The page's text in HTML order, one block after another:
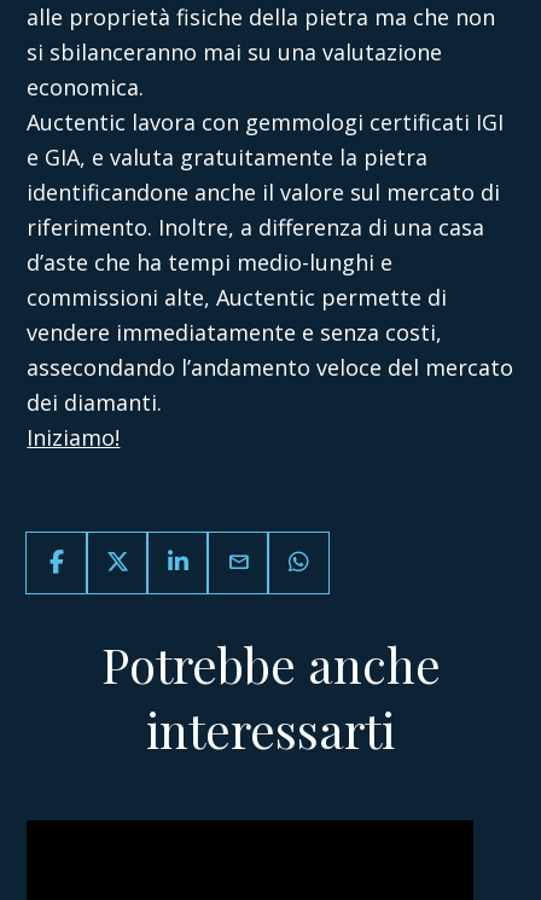
alle proprietà fisiche della pietra ma che non
si sbilanceranno mai su una valutazione
economica.
Auctentic lavora con gemmologi certificati IGI
e GIA, e valuta gratuitamente la pietra
identificandone anche il valore sul mercato di
riferimento. Inoltre, a differenza di una casa
d’aste che ha tempi medio-lunghi e
commissioni alte, Auctentic permette di
vendere immediatamente e senza costi,
assecondando l’andamento veloce del mercato
dei diamanti.
Iniziamo!
email
Potrebbe anche
interessarti